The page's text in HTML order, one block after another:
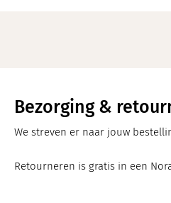
Bezorging &
We streven er naar jouw
Retourneren is gratis in een